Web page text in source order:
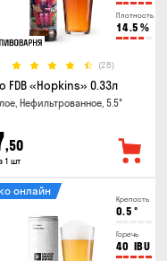
Плотность
14.5 %
(28)
FDB «Hopkins» 0.33л
Нефильтрованное, 5.5°
,50
1 шт
Крепость
0.5 °
Горечь
40 IBU
онлайн